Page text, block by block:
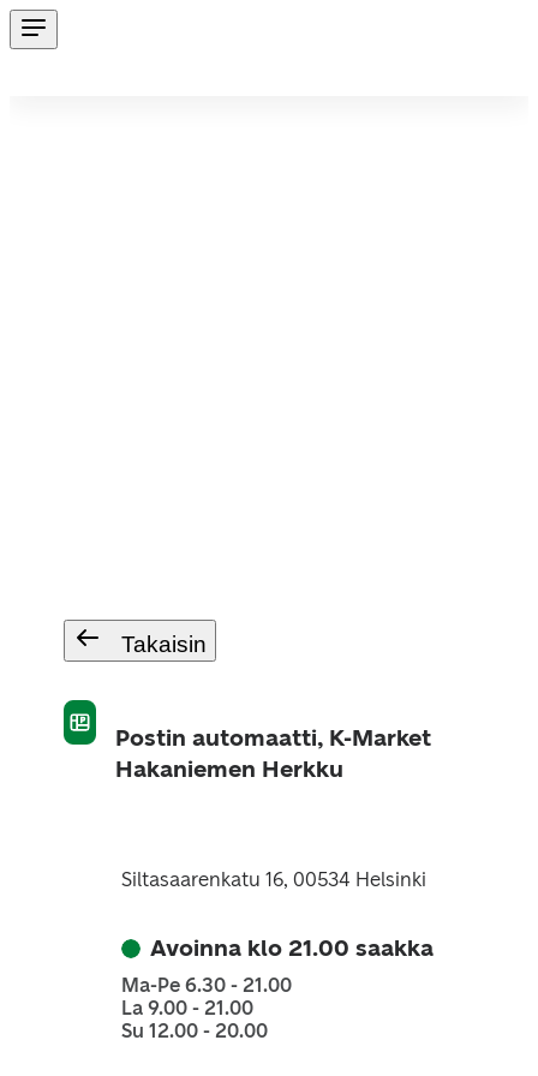
Takaisin
Postin automaatti, K-Market
Hakaniemen Herkku
Siltasaarenkatu 16, 00534 Helsinki
Avoinna klo 21.00 saakka
Ma-Pe 6.30 - 21.00
La 9.00 - 21.00
Su 12.00 - 20.00